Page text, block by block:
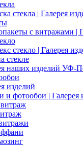
стекла | Галерея
с витражами |
стекло | Галерея
стекле
наших изделий УФ-
изделий
и фотообои | Галерея